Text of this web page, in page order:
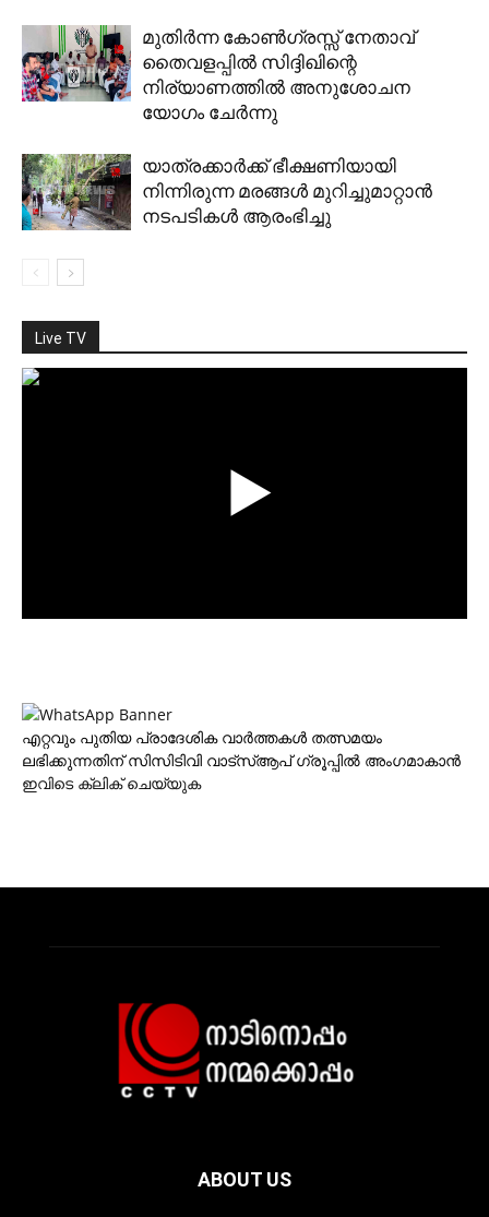
മുതിര്‍ന്ന കോണ്‍ഗ്രസ്സ് നേതാവ്
തൈവളപ്പില്‍ സിദ്ദിഖിന്റെ
നിര്യാണത്തില്‍ അനുശോചന
യോഗം ചേര്‍ന്നു
യാത്രക്കാര്‍ക്ക് ഭീക്ഷണിയായി
നിന്നിരുന്ന മരങ്ങള്‍ മുറിച്ചുമാറ്റാന്‍
നടപടികള്‍ ആരംഭിച്ചു
Live TV
എറ്റവും പുതിയ പ്രാദേശിക വാര്‍ത്തകള്‍ തത്സമയം
ലഭിക്കുന്നതിന് സിസിടിവി വാട്‌സ്ആപ് ഗ്രൂപ്പില്‍ അംഗമാകാന്‍
ഇവിടെ ക്ലിക് ചെയ്യുക
ABOUT US